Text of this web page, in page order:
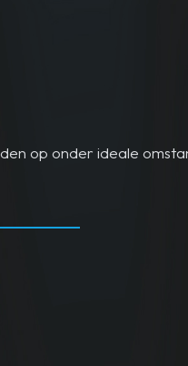
op onder ideale